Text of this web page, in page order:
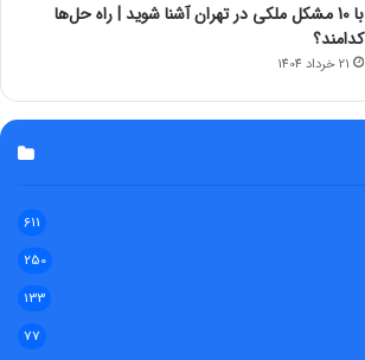
با 10 مشکل ملکی در تهران آشنا شوید | راه حل‌ها
کدامند؟
21 خرداد 1404
611
250
133
77